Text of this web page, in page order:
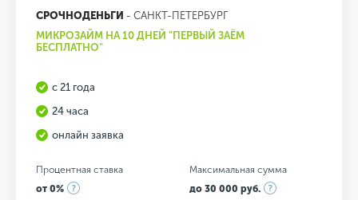
СРОЧНОДЕНЬГИ - САНКТ-ПЕТЕРБУРГ
МИКРОЗАЙМ НА 10 ДНЕЙ "ПЕРВЫЙ ЗАЁМ
БЕСПЛАТНО"
с 21 года
24 часа
онлайн заявка
Процентная ставка
от 0%
Максимальная сумма
до 30 000 руб.